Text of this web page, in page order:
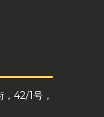
42/1号，